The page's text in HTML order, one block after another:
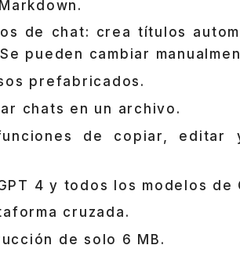
de chat: crea títulos
pueden cambiar
prefabricados.
chats en un archivo.
de copiar, editar
4 y todos los modelos de
cruzada.
de solo 6 MB.